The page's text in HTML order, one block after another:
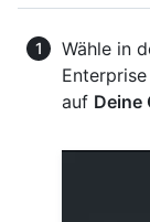
Wähle in
auf Deine